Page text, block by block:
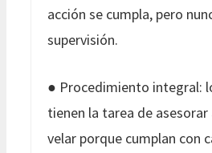
acción se cumpla, pero
supervisión.
● Procedimiento integral:
tienen la tarea de asesorar
velar porque cumplan con